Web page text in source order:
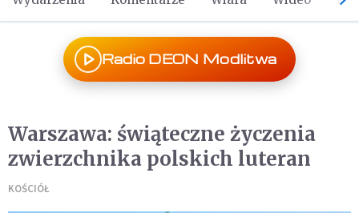
Radio DEON Modlitwa
Warszawa: świąteczne życzenia
zwierzchnika polskich luteran
KOŚCIÓŁ